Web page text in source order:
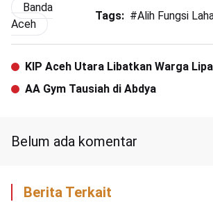
Banda
Aceh
Tags: #Alih Fungsi
KIP Aceh Utara Libatkan Warga
AA Gym Tausiah di Abdya
Belum ada komentar
Berita Terkait